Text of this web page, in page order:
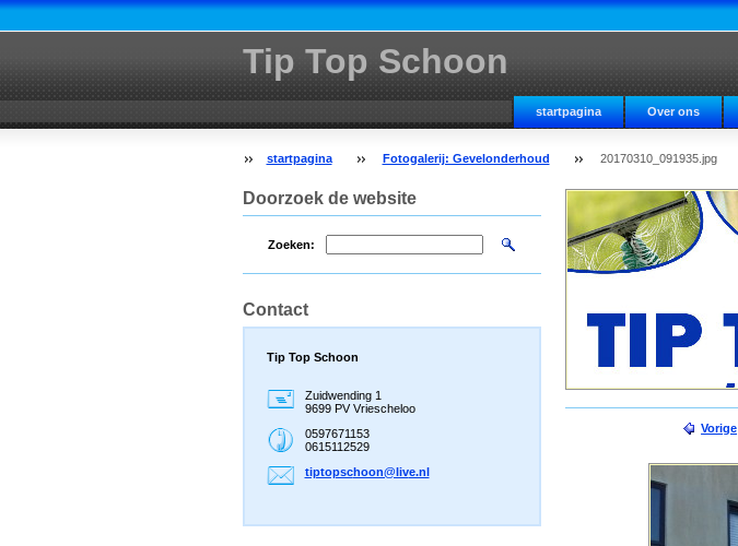
Tip Top Schoon
startpagina Over ons
startpagina Fotogalerij: Gevelonderhoud 20170310_091935.jpg
Vorige
Doorzoek de website
Zoeken:
Contact
Tip Top Schoon
Zuidwending 1
9699 PV Vriescheloo
0597671153
0615112529
tiptopschoon@live.nl